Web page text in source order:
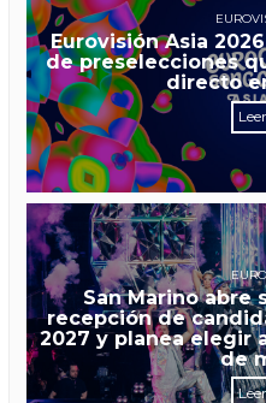
Eurovisión Asia
de preselecciones
directo
San Marino abre
recepción de
2027 y planea elegir
de